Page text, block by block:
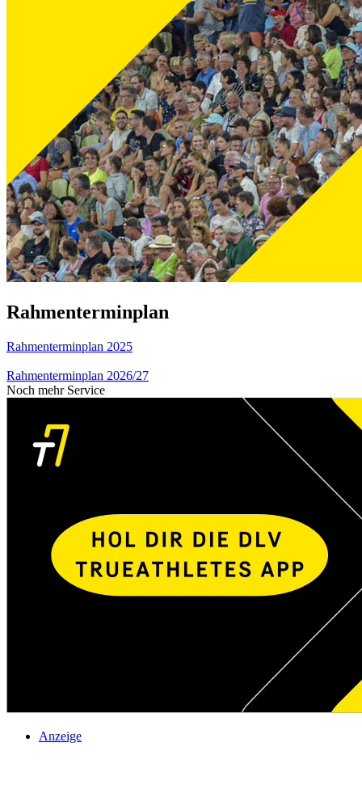
Rahmenterminplan
Rahmenterminplan 2025
Rahmenterminplan 2026/27
Noch mehr Service
Anzeige